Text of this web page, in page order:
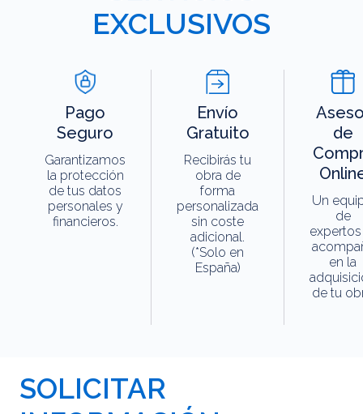
EXCLUSIVOS
Pago
Seguro
Garantizamos
la protección
de tus datos
personales y
financieros.
Envío
Gratuito
Recibirás tu
obra de
forma
personalizada
sin coste
adicional.
(*Solo en
España)
de
Un
de
en la
de tu
SOLICITAR